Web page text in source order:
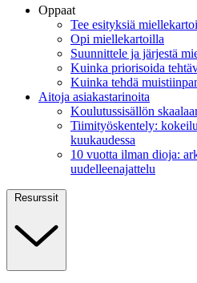
Oppaat
Tee esityksiä
Opi miellekartoilla
Suunnittele ja järjestä
Kuinka priorisoida
Kuinka tehdä
Aitoja asiakastarinoita
Koulutussisällön
Tiimityöskentely:
kuukaudessa
10 vuotta ilman dioja:
uudelleenajattelu
Resurssit